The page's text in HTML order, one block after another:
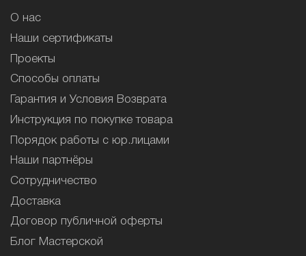
О нас
Наши сертификаты
Проекты
Способы оплаты
Гарантия и Условия Возврата
Инструкция по покупке товара
Порядок работы с юр.лицами
Наши партнёры
Сотрудничество
Доставка
Договор публичной оферты
Блог Мастерской